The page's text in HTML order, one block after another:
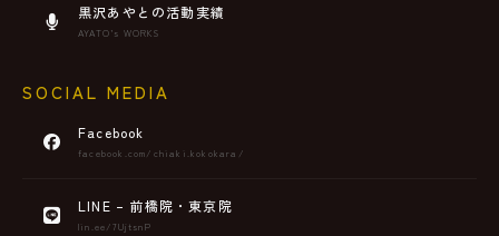
黒沢あやとの活動実績
AYATO’s WORKS
SOCIAL MEDIA
Facebook
facebook.com/chiaki.kokokara/
LINE – 前橋院・東京院
lin.ee/7UjtsnP